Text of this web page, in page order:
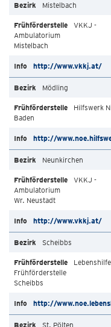
Mistelbach
VKKJ -
Ambulatorium
Mistelbach
http://www.vkkj.at/
Mödling
Hilfswerk
Baden
http://
Neunkirchen
VKKJ -
Ambulatorium
Wr. Neustadt
http://www.vkkj.at/
Scheibbs
Frühförderstelle
Scheibbs
http://
St. Pölten